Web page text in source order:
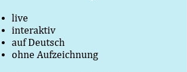
live
interaktiv
auf Deutsch
ohne Aufzeichnung